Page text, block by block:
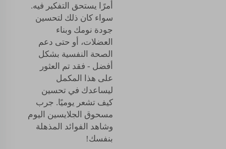
أمرًا يستحق التفكير فيه.
سواء كان ذلك لتحسين
جودة نومك وبناء
العضلات، أو حتى دعم
الصحة النفسية بشكل
أفضل - فقد تم العثور
على هذا المكمل
ليساعدك في تحسين
كيف تشعر يوميًا. جرب
مسحوق الجلايسين اليوم
وشاهد الفوائد المذهلة
بنفسك!